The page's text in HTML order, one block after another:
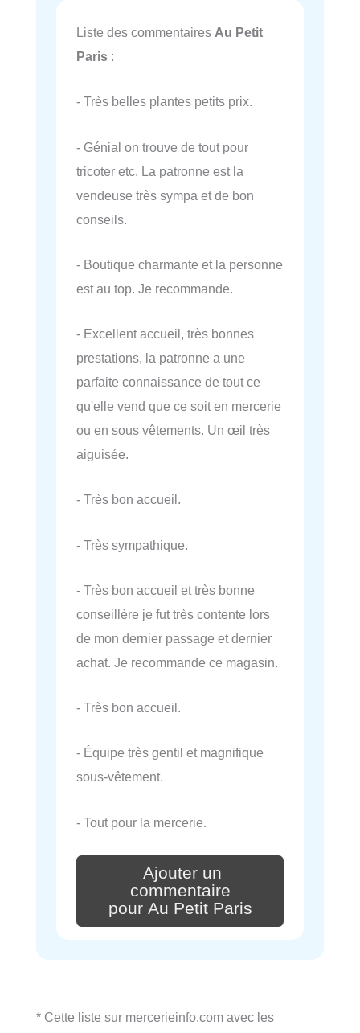
Liste des commentaires Au Petit
Paris :
- Très belles plantes petits prix.
- Génial on trouve de tout pour
tricoter etc. La patronne est la
vendeuse très sympa et de bon
conseils.
- Boutique charmante et la personne
est au top. Je recommande.
- Excellent accueil, très bonnes
prestations, la patronne a une
parfaite connaissance de tout ce
qu'elle vend que ce soit en mercerie
ou en sous vêtements. Un œil très
aiguisée.
- Très bon accueil.
- Très sympathique.
- Très bon accueil et très bonne
conseillère je fut très contente lors
de mon dernier passage et dernier
achat. Je recommande ce magasin.
- Très bon accueil.
- Équipe très gentil et magnifique
sous-vêtement.
- Tout pour la mercerie.
Ajouter un
commentaire
pour Au Petit Paris
* Cette liste sur mercerieinfo.com avec les